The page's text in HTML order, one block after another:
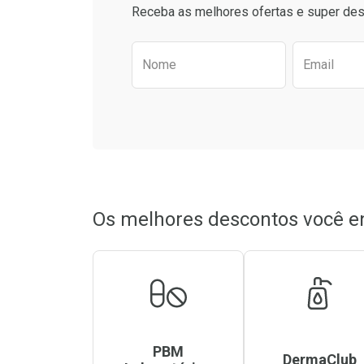
Por R$ 35,63/cada
Por R$ 35,63/cada
Por R$ 25,91/cada
Por R$ 25,91/cada
Receba as melhores ofertas e super
Preencha o formulário
Nome Email
Os melhores descontos você
PBM
DermaClub